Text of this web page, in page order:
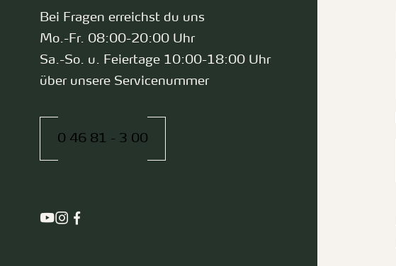
Bei Fragen erreichst du uns
Mo.-Fr. 08:00-20:00 Uhr
Sa.-So. u. Feiertage 10:00-18:00 Uhr
über unsere Servicenummer
0 46 81 - 3 00